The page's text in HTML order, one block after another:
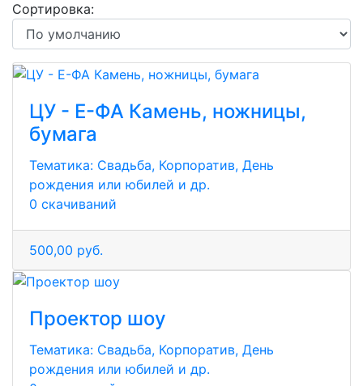
Сортировка:
ЦУ - Е-ФА Камень, ножницы,
бумага
Тематика: Свадьба, Корпоратив, День
рождения или юбилей и др.
0 скачиваний
500,00 руб.
Проектор шоу
Тематика: Свадьба, Корпоратив, День
рождения или юбилей и др.